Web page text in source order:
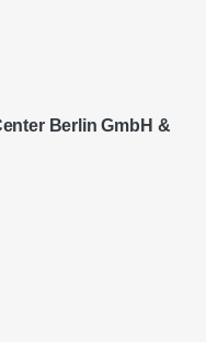
Berlin GmbH &